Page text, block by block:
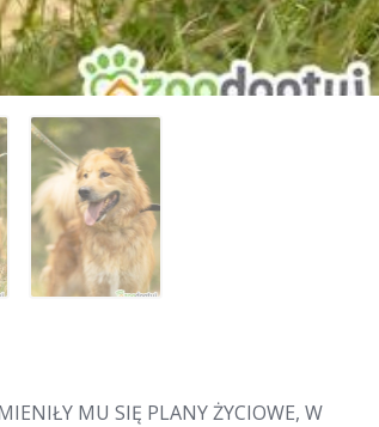
MU SIĘ PLANY ŻYCIOWE, W